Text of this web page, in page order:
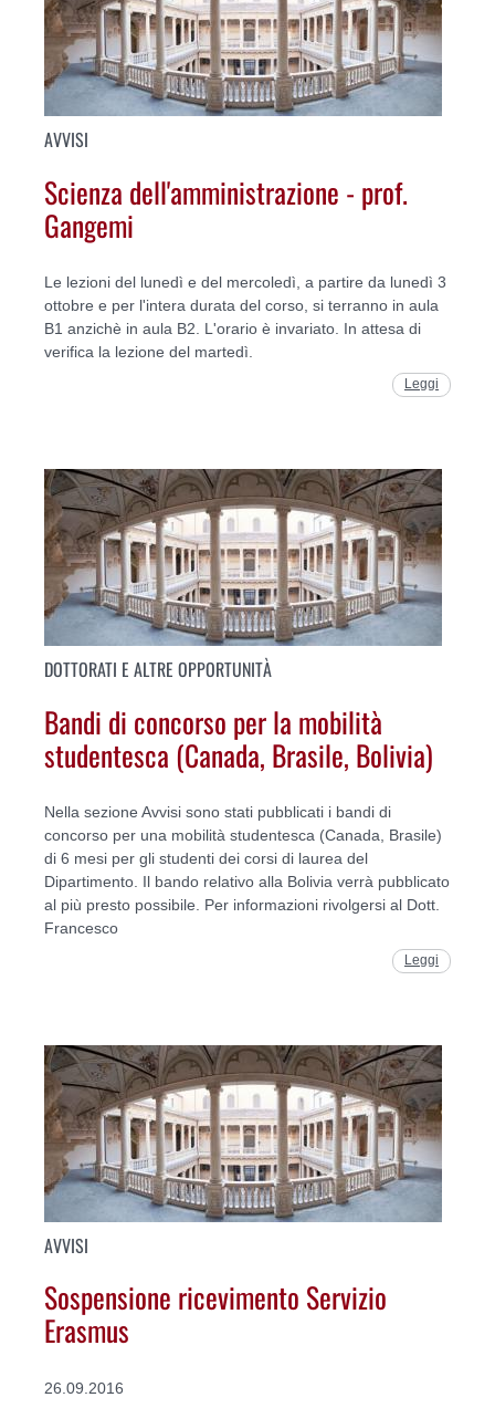
AVVISI
Scienza dell'amministrazione - prof.
Gangemi
Le lezioni del lunedì e del mercoledì, a partire da lunedì 3
ottobre e per l'intera durata del corso, si terranno in aula
B1 anzichè in aula B2. L'orario è invariato. In attesa di
verifica la lezione del martedì.
Leggi
DOTTORATI E ALTRE OPPORTUNITÀ
Bandi di concorso per la mobilità
studentesca (Canada, Brasile, Bolivia)
Nella sezione Avvisi sono stati pubblicati i bandi di
concorso per una mobilità studentesca (Canada, Brasile)
di 6 mesi per gli studenti dei corsi di laurea del
Dipartimento. Il bando relativo alla Bolivia verrà pubblicato
al più presto possibile. Per informazioni rivolgersi al Dott.
Francesco
Leggi
AVVISI
Sospensione ricevimento Servizio
Erasmus
26.09.2016